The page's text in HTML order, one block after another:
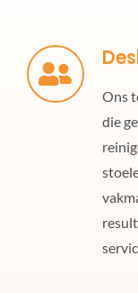
Ons
die